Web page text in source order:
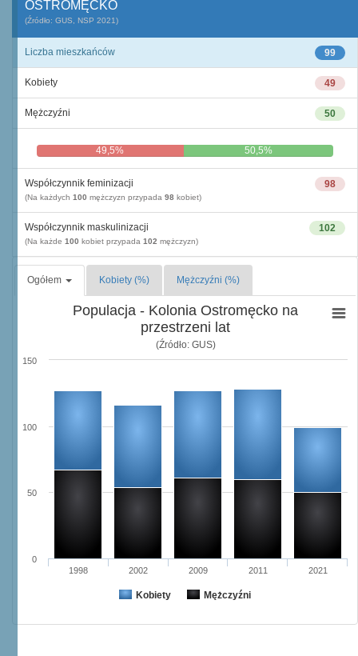
OSTROMĘCKO
(Źródło: GUS, NSP 2021)
99
Liczba mieszkańców
49
Kobiety
50
Mężczyźni
49,5% 50,5%
98
Współczynnik feminizacji
(Na każdych 100 mężczyzn przypada 98 kobiet)
102
Współczynnik maskulinizacji
(Na każde 100 kobiet przypada 102 mężczyzn)
Ogółem Kobiety (%) Mężczyźni (%)
Populacja - Kolonia Ostromęcko na
przestrzeni lat
(Źródło: GUS)
Kobiety Mężczyźni
1998 2002 2009 2011 2021
0
50
100
150